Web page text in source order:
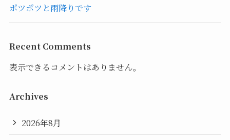
ポツポツと雨降りです
Recent Comments
表示できるコメントはありません。
Archives
2026年8月